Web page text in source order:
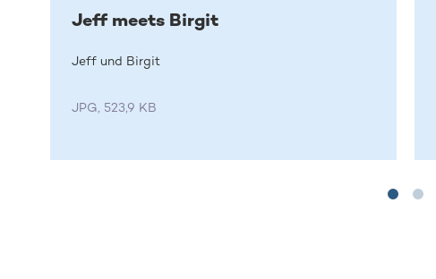
Jeff meets Birgit
Jeff und Birgit
JPG, 523,9 KB